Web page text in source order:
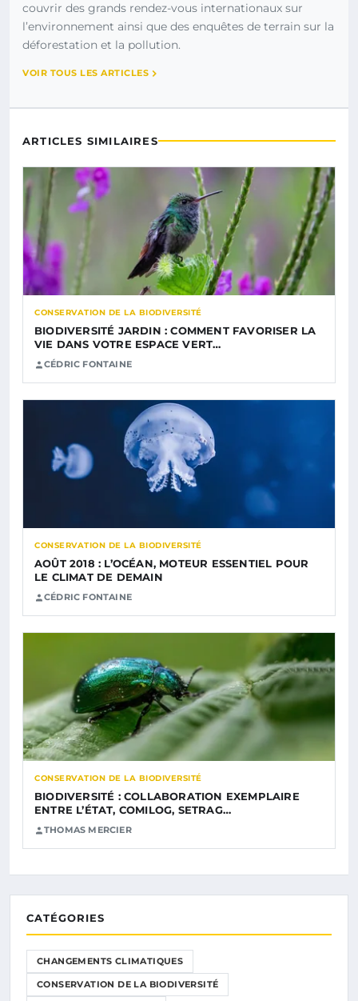
couvrir des grands rendez-vous internationaux sur
l’environnement ainsi que des enquêtes de terrain sur la
déforestation et la pollution.
VOIR TOUS LES ARTICLES
ARTICLES SIMILAIRES
CONSERVATION DE LA BIODIVERSITÉ
BIODIVERSITÉ JARDIN : COMMENT FAVORISER LA
VIE DANS VOTRE ESPACE VERT…
CÉDRIC FONTAINE
CONSERVATION DE LA BIODIVERSITÉ
AOÛT 2018 : L’OCÉAN, MOTEUR ESSENTIEL POUR
LE CLIMAT DE DEMAIN
CÉDRIC FONTAINE
CONSERVATION DE LA BIODIVERSITÉ
BIODIVERSITÉ : COLLABORATION EXEMPLAIRE
ENTRE L’ÉTAT, COMILOG, SETRAG…
THOMAS MERCIER
CATÉGORIES
CHANGEMENTS CLIMATIQUES
CONSERVATION DE LA BIODIVERSITÉ